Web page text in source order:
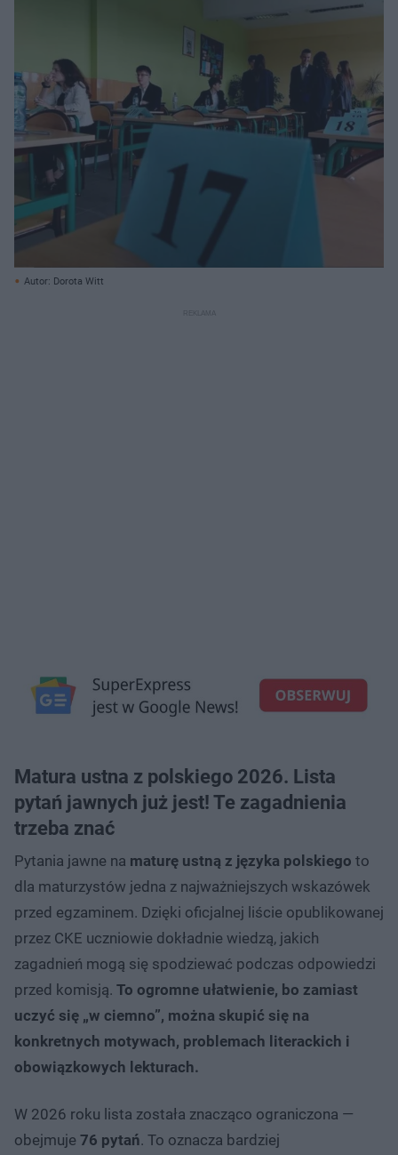
Autor: Dorota Witt
Matura ustna z polskiego 2026. Lista
pytań jawnych już jest! Te zagadnienia
trzeba znać
Pytania jawne na maturę ustną z języka polskiego to
dla maturzystów jedna z najważniejszych wskazówek
przed egzaminem. Dzięki oficjalnej liście opublikowanej
przez CKE uczniowie dokładnie wiedzą, jakich
zagadnień mogą się spodziewać podczas odpowiedzi
przed komisją. To ogromne ułatwienie, bo zamiast
uczyć się „w ciemno”, można skupić się na
konkretnych motywach, problemach literackich i
obowiązkowych lekturach.
W 2026 roku lista została znacząco ograniczona —
obejmuje 76 pytań. To oznacza bardziej